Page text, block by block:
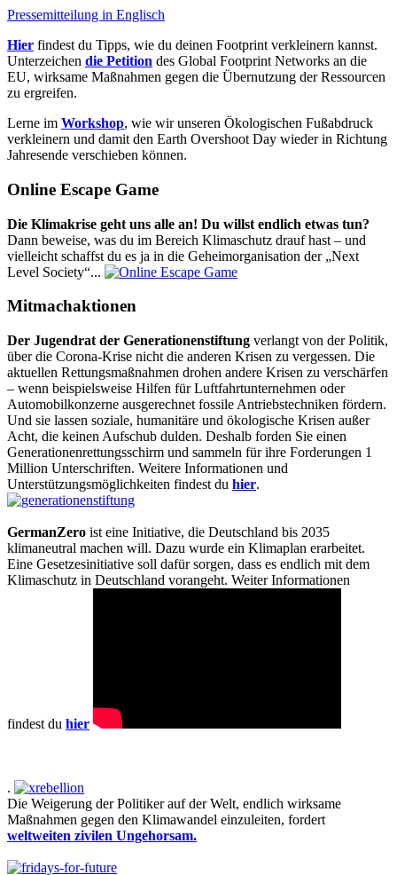
Pressemitteilung in Englisch
Hier findest du Tipps, wie du deinen Footprint verkleinern kannst.
Unterzeichen die Petition des Global Footprint Networks an die
EU, wirksame Maßnahmen gegen die Übernutzung der Ressourcen
zu ergreifen.
Lerne im Workshop, wie wir unseren Ökologischen Fußabdruck
verkleinern und damit den Earth Overshoot Day wieder in Richtung
Jahresende verschieben können.
Online Escape Game
Die Klimakrise geht uns alle an! Du willst endlich etwas tun?
Dann beweise, was du im Bereich Klimaschutz drauf hast – und
vielleicht schaffst du es ja in die Geheimorganisation der „Next
Level Society“...
Mitmachaktionen
Der Jugendrat der Generationenstiftung verlangt von der Politik,
über die Corona-Krise nicht die anderen Krisen zu vergessen. Die
aktuellen Rettungsmaßnahmen drohen andere Krisen zu verschärfen
– wenn beispielsweise Hilfen für Luftfahrtunternehmen oder
Automobilkonzerne ausgerechnet fossile Antriebstechniken fördern.
Und sie lassen soziale, humanitäre und ökologische Krisen außer
Acht, die keinen Aufschub dulden. Deshalb forden Sie einen
Generationenrettungsschirm und sammeln für ihre Forderungen 1
Million Unterschriften. Weitere Informationen und
Unterstützungsmöglichkeiten findest du hier.
GermanZero ist eine Initiative, die Deutschland bis 2035
klimaneutral machen will. Dazu wurde ein Klimaplan erarbeitet.
Eine Gesetzesinitiative soll dafür sorgen, dass es endlich mit dem
Klimaschutz in Deutschland vorangeht. Weiter Informationen
findest du hier
.
Die Weigerung der Politiker auf der Welt, endlich wirksame
Maßnahmen gegen den Klimawandel einzuleiten, fordert
weltweiten zivilen Ungehorsam.